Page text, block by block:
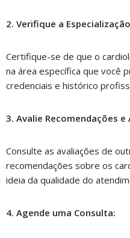
2. Verifique a
Certifique-se de que o
na área específica que você
credenciais e histórico
3. Avalie Recomendações e
Consulte as avaliações de
recomendações sobre os
ideia da qualidade do
4. Agende uma Consulta: